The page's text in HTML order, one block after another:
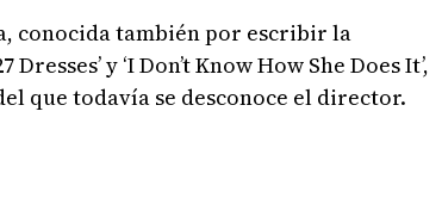
conocida también por escribir la
y ‘I Don’t Know How She Does It’,
que todavía se desconoce el director.